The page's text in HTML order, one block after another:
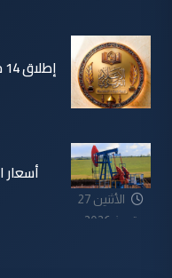
تموز 2026
إطلاق 14 خدمة إلكترونية في تربية كربلاء
الأثنين 27
تموز 2026